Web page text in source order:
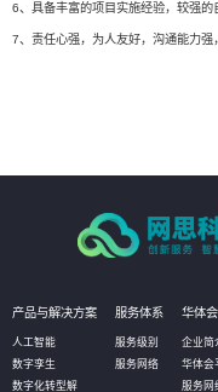
6、具备丰富的项目实施经验，较强的
7、责任心强，为人友好，沟通能力强
产品与解决方案
人工智能
数字孪生
数字化转型解
服务体系
服务级别
服务网络
华体
企业简
华体会
服务网